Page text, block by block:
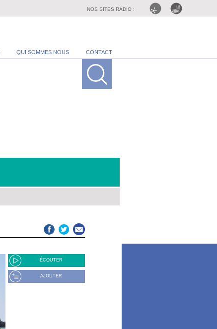
NOS SITES RADIO :
QUI SOMMES NOUS CONTACT
ÉCOUTER
AJOUTER